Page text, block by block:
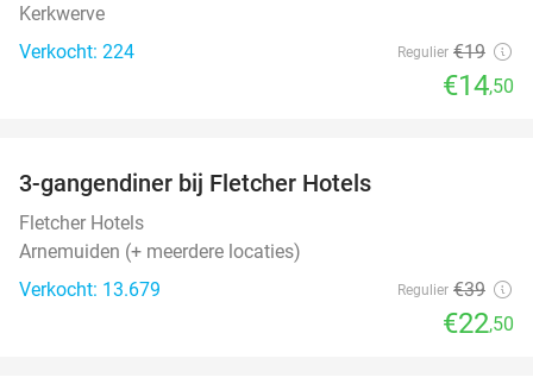
Kerkwerve
Verkocht: 224
Regulier €19
€14,50
3-gangendiner bij Fletcher Hotels
Fletcher Hotels
Arnemuiden (+ meerdere locaties)
Verkocht: 13.679
Regulier €39
€22,50